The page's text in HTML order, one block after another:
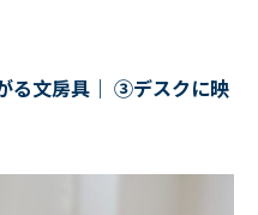
る文房具｜ ③デスクに映